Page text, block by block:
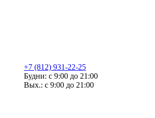
+7 (812) 931-22-25
Будни: с 9:00 до 21:00
Вых.: с 9:00 до 21:00